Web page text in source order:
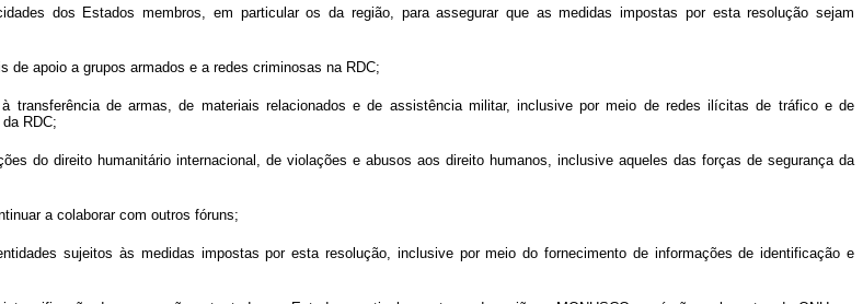
dos Estados membros, em particular os da região, para assegurar que as medidas impostas por esta resolução sejam
de apoio a grupos armados e a redes criminosas na RDC;
transferência de armas, de materiais relacionados e de assistência militar, inclusive por meio de redes ilícitas de tráfico e de
RDC;
do direito humanitário internacional, de violações e abusos aos direito humanos, inclusive aqueles das forças de segurança da
a colaborar com outros fóruns;
sujeitos às medidas impostas por esta resolução, inclusive por meio do fornecimento de informações de identificação e